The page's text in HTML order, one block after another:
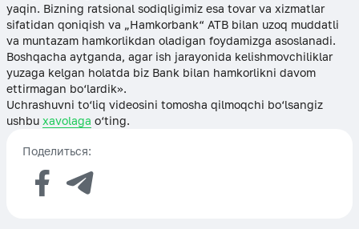
yaqin. Bizning ratsional sodiqligimiz esa tovar va xizmatlar
sifatidan qoniqish va „Hamkorbank“ ATB bilan uzoq muddatli
va muntazam hamkorlikdan oladigan foydamizga asoslanadi.
Boshqacha aytganda, agar ish jarayonida kelishmovchiliklar
yuzaga kelgan holatda biz Bank bilan hamkorlikni davom
ettirmagan bo‘lardik».
Uchrashuvni to‘liq videosini tomosha qilmoqchi bo‘lsangiz
ushbu xavolaga o‘ting.
Поделиться: